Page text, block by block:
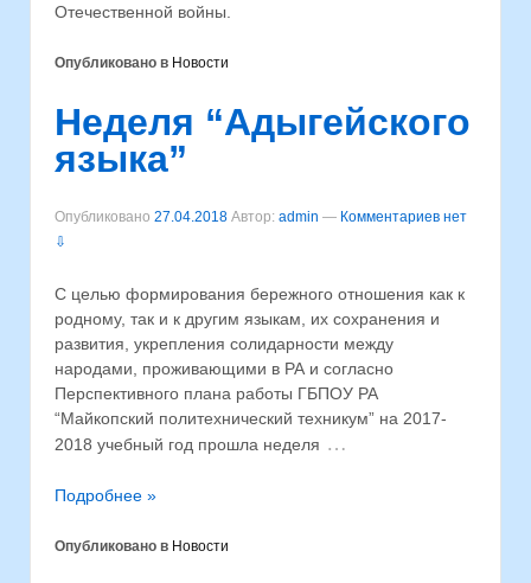
Отечественной войны.
Опубликовано в Новости
Неделя “Адыгейского
языка”
Опубликовано 27.04.2018 Автор: admin — Комментариев нет
⇩
С целью формирования бережного отношения как к
родному, так и к другим языкам, их сохранения и
развития, укрепления солидарности между
народами, проживающими в РА и согласно
Перспективного плана работы ГБПОУ РА
“Майкопский политехнический техникум” на 2017-
2018 учебный год прошла неделя …
Подробнее »
Опубликовано в Новости